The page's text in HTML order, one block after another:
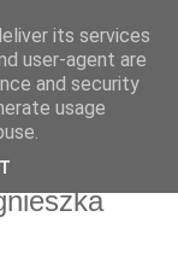
konkursy.
its services
user-agent are
and security
usage